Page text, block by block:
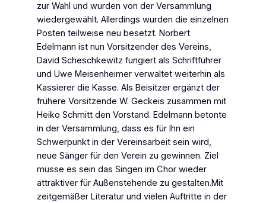
zur Wahl und wurden von der Versammlung
wiedergewählt. Allerdings wurden die einzelnen
Posten teilweise neu besetzt. Norbert
Edelmann ist nun Vorsitzender des Vereins,
David Scheschkewitz fungiert als Schriftführer
und Uwe Meisenheimer verwaltet weiterhin als
Kassierer die Kasse. Als Beisitzer ergänzt der
frühere Vorsitzende W. Geckeis zusammen mit
Heiko Schmitt den Vorstand. Edelmann betonte
in der Versammlung, dass es für Ihn ein
Schwerpunkt in der Vereinsarbeit sein wird,
neue Sänger für den Verein zu gewinnen. Ziel
müsse es sein das Singen im Chor wieder
attraktiver für Außenstehende zu gestalten.Mit
zeitgemäßer Literatur und vielen Auftritte in der